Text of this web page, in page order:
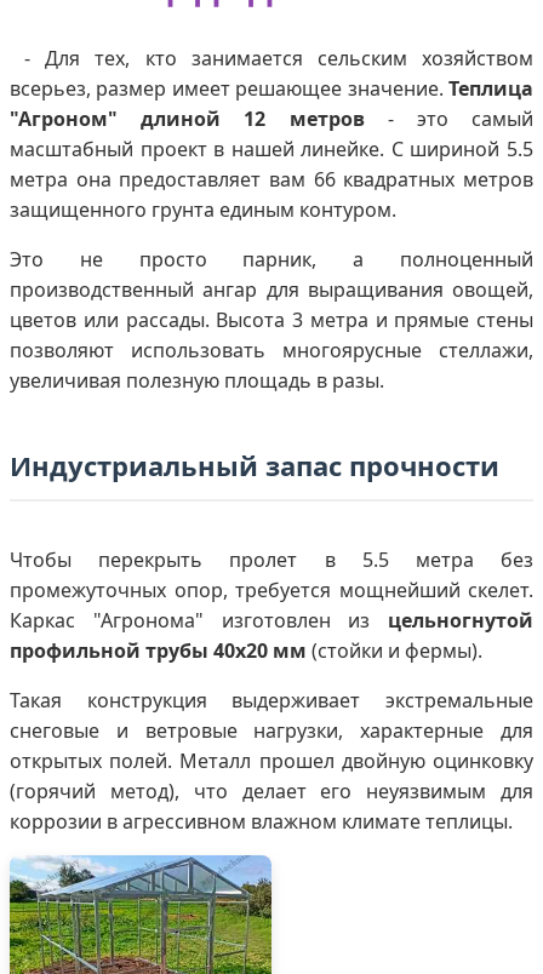
- Для тех, кто занимается сельским хозяйством
всерьез, размер имеет решающее значение. Теплица
"Агроном" длиной 12 метров- это самый
масштабный проект в нашей линейке. С шириной 5.5
метра она предоставляет вам 66 квадратных метров
защищенного грунта единым контуром.
Это не просто парник, а полноценный
производственный ангар для выращивания овощей,
цветов или рассады. Высота 3 метра и прямые стены
позволяют использовать многоярусные стеллажи,
увеличивая полезную площадь в разы.
Индустриальный запас прочности
Чтобы перекрыть пролет в 5.5 метра без
промежуточных опор, требуется мощнейший скелет.
Каркас "Агронома" изготовлен из цельногнутой
профильной трубы 40х20 мм (стойки и фермы).
Такая конструкция выдерживает экстремальные
снеговые и ветровые нагрузки, характерные для
открытых полей. Металл прошел двойную оцинковку
(горячий метод), что делает его неуязвимым для
коррозии в агрессивном влажном климате теплицы.